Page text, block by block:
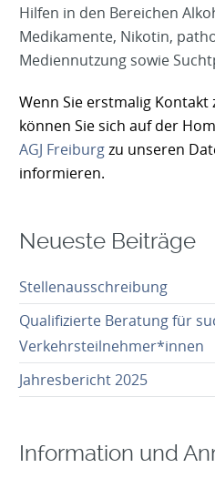
Hilfen in den Bereichen
Medikamente, Nikotin,
Mediennutzung sowie
Wenn Sie erstmalig Kontakt
können Sie sich auf der
AGJ Freiburgzu unseren
informieren.
Neueste Beiträge
Stellenausschreibung
Qualifizierte Beratung für
Verkehrsteilnehmer*innen
Jahresbericht 2025
Information und